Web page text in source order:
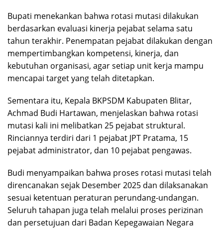
Bupati menekankan bahwa rotasi mutasi dilakukan
berdasarkan evaluasi kinerja pejabat selama satu
tahun terakhir. Penempatan pejabat dilakukan dengan
mempertimbangkan kompetensi, kinerja, dan
kebutuhan organisasi, agar setiap unit kerja mampu
mencapai target yang telah ditetapkan.
Sementara itu, Kepala BKPSDM Kabupaten Blitar,
Achmad Budi Hartawan, menjelaskan bahwa rotasi
mutasi kali ini melibatkan 25 pejabat struktural.
Rinciannya terdiri dari 1 pejabat JPT Pratama, 15
pejabat administrator, dan 10 pejabat pengawas.
Budi menyampaikan bahwa proses rotasi mutasi telah
direncanakan sejak Desember 2025 dan dilaksanakan
sesuai ketentuan peraturan perundang-undangan.
Seluruh tahapan juga telah melalui proses perizinan
dan persetujuan dari Badan Kepegawaian Negara